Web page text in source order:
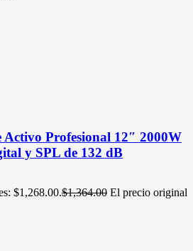
Profesional 12″ 2000W
y SPL de 132 dB
$1,268.00.$1,364.00 El precio original